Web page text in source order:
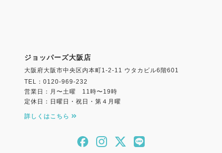
ジョッパーズ大阪店
大阪府大阪市中央区内本町1-2-11 ウタカビル6階601
TEL：0120-969-232
営業日：月〜土曜 11時〜19時
定休日：日曜日・祝日・第４月曜
詳しくはこちら